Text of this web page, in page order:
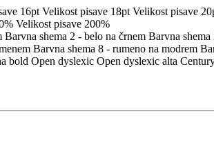
16pt Velikost pisave 18pt Velikost pisave
Velikost pisave 200%
Barvna shema 2 - belo na črnem Barvna
Barvna shema 8 - rumeno na modrem
bold Open dyslexic Open dyslexic alta